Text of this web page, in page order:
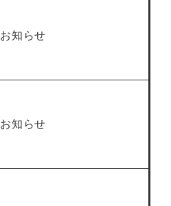
お知らせ
お知らせ